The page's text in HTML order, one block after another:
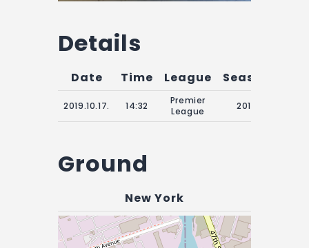
Details
Date Time League Season
2019.10.17. 14:32
Premier
League
2018
Ground
New York